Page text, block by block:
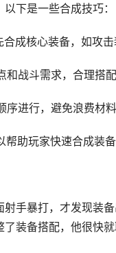
下是一些合成技巧：
成核心装备，如攻击
战斗需求，合理搭配
进行，避免浪费材料
助玩家快速合成装备
手暴打，才发现装
装备搭配，他很快就